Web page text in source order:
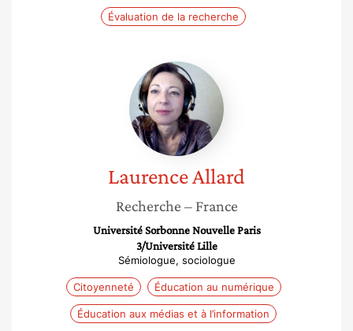
Évaluation de la recherche
Laurence
Allard
LaurenceAllard
Recherche – France
Université Sorbonne Nouvelle Paris
3/Université Lille
Sémiologue, sociologue
Citoyenneté Éducation au numérique
Éducation aux médias et à l’information